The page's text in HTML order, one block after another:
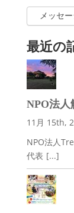
メッセ
最近の
NPO法人
11月 15th,
NPO法人
代表 [...]